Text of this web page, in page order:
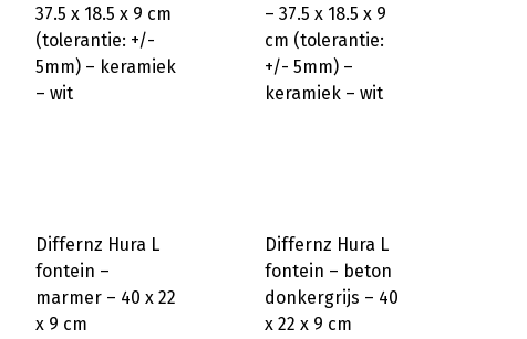
37.5 x 18.5 x 9 cm
(tolerantie: +/-
5mm) – keramiek
– wit
– 37.5 x 18.5 x 9
cm (tolerantie:
+/- 5mm) –
keramiek – wit
Differnz Hura L
fontein –
marmer – 40 x 22
x 9 cm
Differnz Hura L
fontein – beton
donkergrijs – 40
x 22 x 9 cm